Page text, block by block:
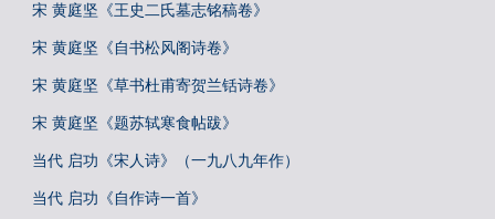
宋 黄庭坚《王史二氏墓志铭稿卷》
宋 黄庭坚《自书松风阁诗卷》
宋 黄庭坚《草书杜甫寄贺兰铦诗卷》
宋 黄庭坚《题苏轼寒食帖跋》
当代 启功《宋人诗》（一九八九年作）
当代 启功《自作诗一首》